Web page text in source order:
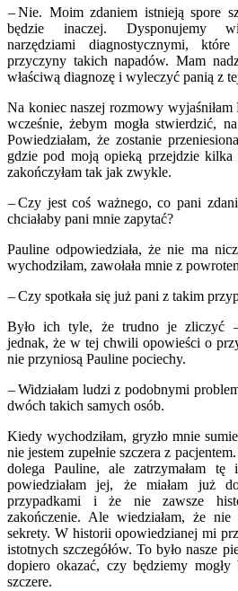
– Nie. Moim zdaniem istnieją spore
będzie inaczej. Dysponujemy
narzędziami diagnostycznymi,
przyczyny takich napadów. Mam
właściwą diagnozę i wyleczyć panią z
Na koniec naszej rozmowy wyjaśniłam
wcześnie, żebym mogła stwierdzić,
Powiedziałam, że zostanie
gdzie pod moją opieką przejdzie kilka
zakończyłam tak jak zwykle.
– Czy jest coś ważnego, co pani
chciałaby pani mnie zapytać?
Pauline odpowiedziała, że nie ma
wychodziłam, zawołała mnie z
– Czy spotkała się już pani z takim
Było ich tyle, że trudno je zliczyć –
jednak, że w tej chwili opowieści o
nie przyniosą Pauline pociechy.
– Widziałam ludzi z podobnymi
dwóch takich samych osób.
Kiedy wychodziłam, gryzło mnie
nie jestem zupełnie szczera z
dolega Pauline, ale zatrzymałam
powiedziałam jej, że miałam już
przypadkami i że nie zawsze
zakończenie. Ale wiedziałam, że
sekrety. W historii opowiedzianej mi
istotnych szczegółów. To było nasze
dopiero okazać, czy będziemy mogły
szczere.